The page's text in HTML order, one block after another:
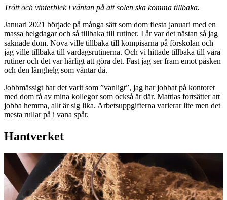
Trött och vinterblek i väntan på att solen ska komma tillbaka.
Januari 2021 började på många sätt som dom flesta januari med en
massa helgdagar och så tillbaka till rutiner. I år var det nästan så jag
saknade dom. Nova ville tillbaka till kompisarna på förskolan och
jag ville tillbaka till vardagsrutinerna. Och vi hittade tillbaka till våra
rutiner och det var härligt att göra det. Fast jag ser fram emot påsken
och den långhelg som väntar då.
Jobbmässigt har det varit som ”vanligt”, jag har jobbat på kontoret
med dom få av mina kollegor som också är där. Mattias fortsätter att
jobba hemma, allt är sig lika. Arbetsuppgifterna varierar lite men det
mesta rullar på i vana spår.
Hantverket